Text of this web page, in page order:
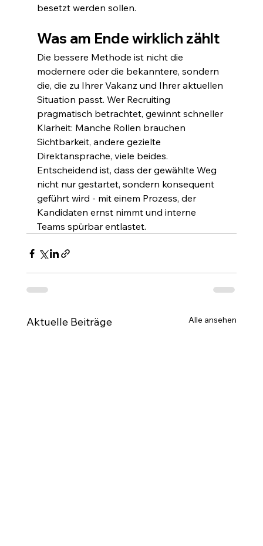
besetzt werden sollen.
Was am Ende wirklich zählt
Die bessere Methode ist nicht die
modernere oder die bekanntere, sondern
die, die zu Ihrer Vakanz und Ihrer aktuellen
Situation passt. Wer Recruiting
pragmatisch betrachtet, gewinnt schneller
Klarheit: Manche Rollen brauchen
Sichtbarkeit, andere gezielte
Direktansprache, viele beides.
Entscheidend ist, dass der gewählte Weg
nicht nur gestartet, sondern konsequent
geführt wird - mit einem Prozess, der
Kandidaten ernst nimmt und interne
Teams spürbar entlastet.
Aktuelle Beiträge Alle ansehen